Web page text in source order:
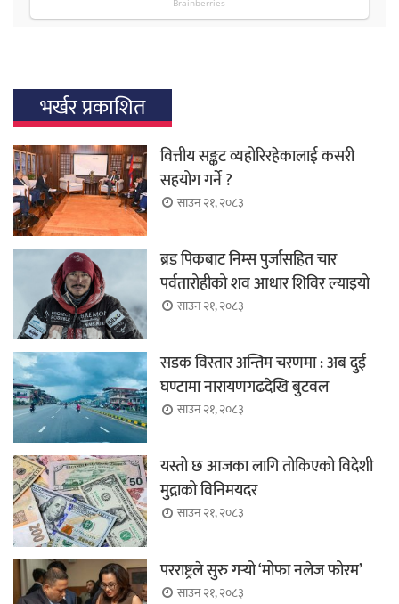
भर्खर प्रकाशित
वित्तीय सङ्कट व्यहोरिरहेकालाई कसरी
सहयोग गर्ने ?
साउन २१, २०८३
ब्रड पिकबाट निम्स पुर्जासहित चार
पर्वतारोहीको शव आधार शिविर ल्याइयो
साउन २१, २०८३
सडक विस्तार अन्तिम चरणमा : अब दुई
घण्टामा नारायणगढदेखि बुटवल
साउन २१, २०८३
यस्तो छ आजका लागि तोकिएको विदेशी
मुद्राको विनिमयदर
साउन २१, २०८३
परराष्ट्रले सुरु गर्‍यो ‘मोफा नलेज फोरम’
साउन २१, २०८३